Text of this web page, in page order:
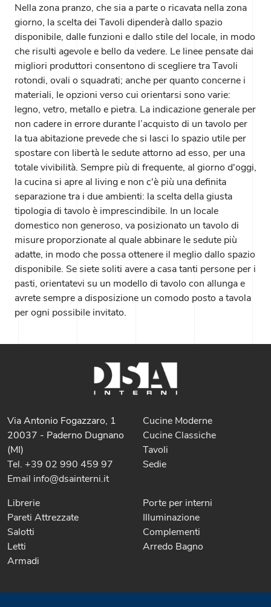
Nella zona pranzo, che sia a parte o ricavata nella zona
giorno, la scelta dei Tavoli dipenderà dallo spazio
disponibile, dalle funzioni e dallo stile del locale, in modo
che risulti agevole e bello da vedere. Le linee pensate dai
migliori produttori consentono di scegliere tra Tavoli
rotondi, ovali o squadrati; anche per quanto concerne i
materiali, le opzioni verso cui orientarsi sono varie:
legno, vetro, metallo e pietra. La indicazione generale per
non cadere in errore durante l’acquisto di un tavolo per
la tua abitazione prevede che si lasci lo spazio utile per
spostare con libertà le sedute attorno ad esso, per una
totale vivibilità. Sempre più di frequente, al giorno d'oggi,
la cucina si apre al living e non c'è più una definita
separazione tra i due ambienti: la scelta della giusta
tipologia di tavolo è imprescindibile. In un locale
domestico non generoso, va posizionato un tavolo di
misure proporzionate al quale abbinare le sedute più
adatte, in modo che possa ottenere il meglio dallo spazio
disponibile. Se siete soliti avere a casa tanti persone per i
pasti, orientatevi su un modello di tavolo con allunga e
avrete sempre a disposizione un comodo posto a tavola
per ogni possibile invitato.
Via Antonio Fogazzaro, 1
20037 - Paderno Dugnano
(MI)
Tel. +39 02 990 459 97
Email info@dsainterni.it
Cucine Moderne
Cucine Classiche
Tavoli
Sedie
Librerie
Pareti Attrezzate
Salotti
Letti
Armadi
Porte per interni
Illuminazione
Complementi
Arredo Bagno